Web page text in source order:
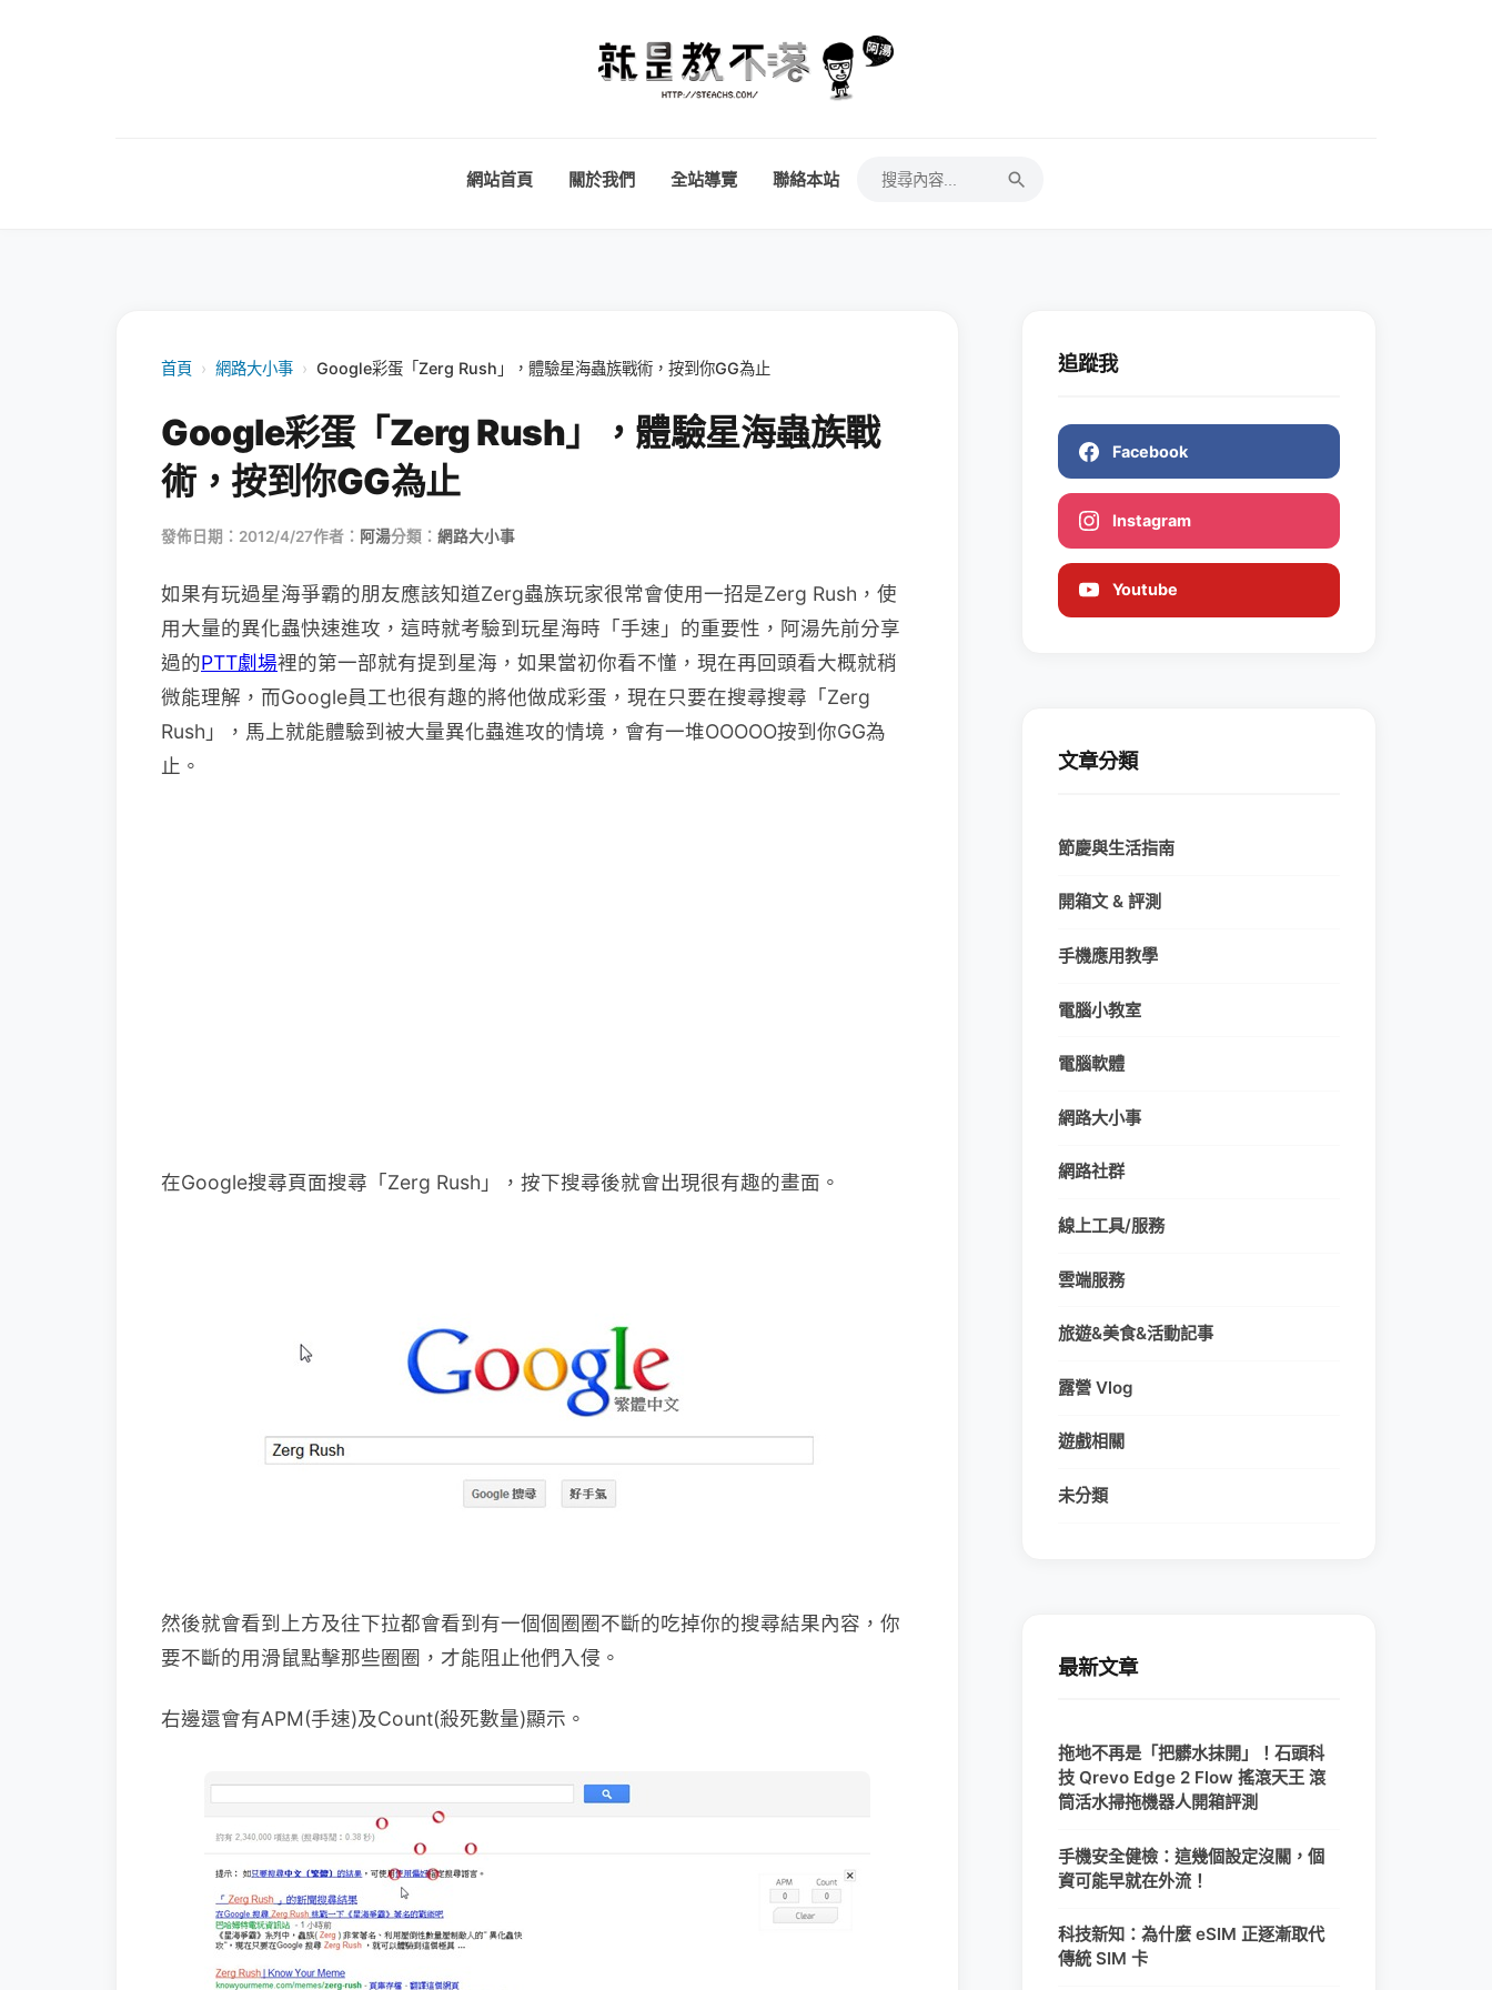
網站首頁 關於我們 全站導覽 聯絡本站
首頁 › 網路大小事 › Google彩蛋「Zerg Rush」，體驗星海蟲族戰術，按到你GG為止
Google彩蛋「Zerg Rush」，體驗星海蟲族戰
術，按到你GG為止
發佈日期：2012/4/27作者： 阿湯分類： 網路大小事
如果有玩過星海爭霸的朋友應該知道Zerg蟲族玩家很常會使用一招是Zerg Rush，使
用大量的異化蟲快速進攻，這時就考驗到玩星海時「手速」的重要性，阿湯先前分享
過的PTT劇場裡的第一部就有提到星海，如果當初你看不懂，現在再回頭看大概就稍
微能理解，而Google員工也很有趣的將他做成彩蛋，現在只要在搜尋搜尋「Zerg
Rush」，馬上就能體驗到被大量異化蟲進攻的情境，會有一堆OOOOO按到你GG為
止。
在Google搜尋頁面搜尋「Zerg Rush」，按下搜尋後就會出現很有趣的畫面。
然後就會看到上方及往下拉都會看到有一個個圈圈不斷的吃掉你的搜尋結果內容，你
要不斷的用滑鼠點擊那些圈圈，才能阻止他們入侵。
右邊還會有APM(手速)及Count(殺死數量)顯示。
追蹤我
Facebook
Instagram
Youtube
文章分類
節慶與生活指南
開箱文 & 評測
手機應用教學
電腦小教室
電腦軟體
網路大小事
網路社群
線上工具/服務
雲端服務
旅遊&美食&活動記事
露營 Vlog
遊戲相關
未分類
最新文章
拖地不再是「把髒水抹開」！石頭科
技 Qrevo Edge 2 Flow 搖滾天王 滾
筒活水掃拖機器人開箱評測
手機安全健檢：這幾個設定沒關，個
資可能早就在外流！
科技新知：為什麼 eSIM 正逐漸取代
傳統 SIM 卡